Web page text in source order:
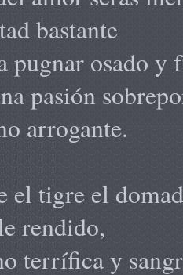
bastante
pugnar osado y
pasión
arrogante.
el tigre el
rendido,
terrífica y